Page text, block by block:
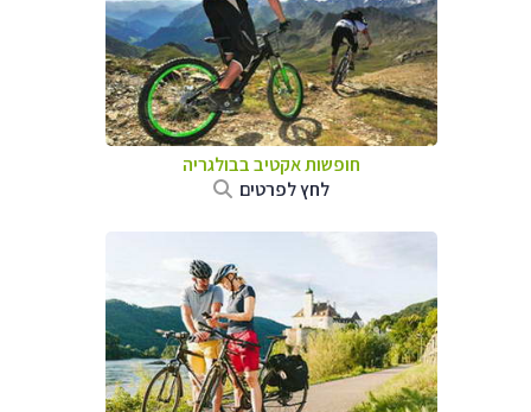
חופשות אקטיב בבולגריה
לחץ לפרטים